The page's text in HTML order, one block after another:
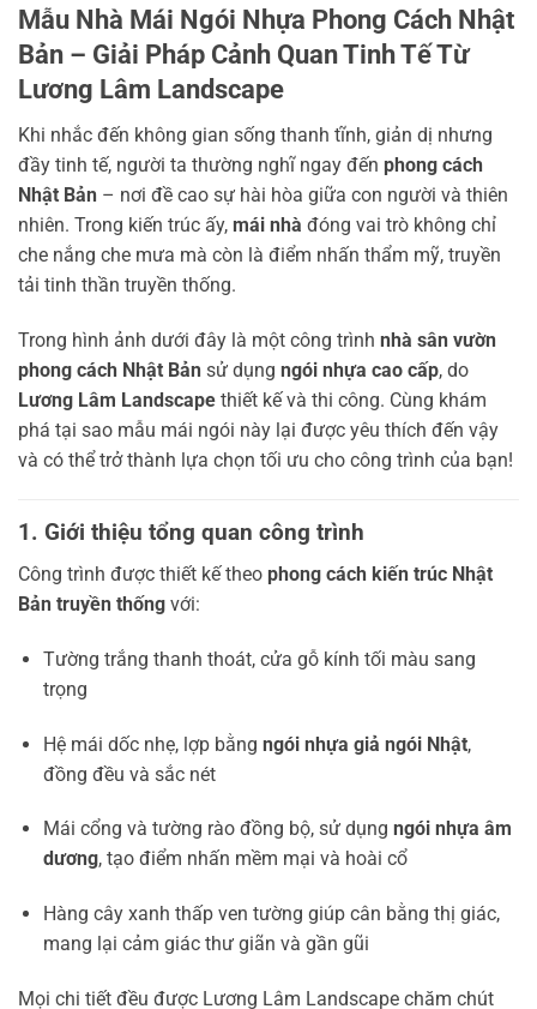
Mẫu Nhà Mái Ngói Nhựa Phong Cách Nhật
Bản – Giải Pháp Cảnh Quan Tinh Tế Từ
Lương Lâm Landscape
Khi nhắc đến không gian sống thanh tĩnh, giản dị nhưng
đầy tinh tế, người ta thường nghĩ ngay đến phong cách
Nhật Bản – nơi đề cao sự hài hòa giữa con người và thiên
nhiên. Trong kiến trúc ấy, mái nhà đóng vai trò không chỉ
che nắng che mưa mà còn là điểm nhấn thẩm mỹ, truyền
tải tinh thần truyền thống.
Trong hình ảnh dưới đây là một công trình nhà sân vườn
phong cách Nhật Bản sử dụng ngói nhựa cao cấp, do
Lương Lâm Landscape thiết kế và thi công. Cùng khám
phá tại sao mẫu mái ngói này lại được yêu thích đến vậy
và có thể trở thành lựa chọn tối ưu cho công trình của bạn!
1. Giới thiệu tổng quan công trình
Công trình được thiết kế theo phong cách kiến trúc Nhật
Bản truyền thống với:
Tường trắng thanh thoát, cửa gỗ kính tối màu sang
trọng
Hệ mái dốc nhẹ, lợp bằng ngói nhựa giả ngói Nhật,
đồng đều và sắc nét
Mái cổng và tường rào đồng bộ, sử dụng ngói nhựa âm
dương, tạo điểm nhấn mềm mại và hoài cổ
Hàng cây xanh thấp ven tường giúp cân bằng thị giác,
mang lại cảm giác thư giãn và gần gũi
Mọi chi tiết đều được Lương Lâm Landscape chăm chút